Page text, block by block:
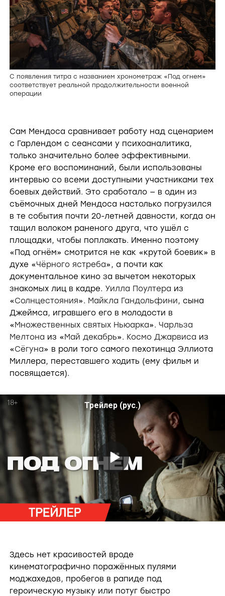
С появления титра с названием хронометраж «Под огнем»
соответствует реальной продолжительности военной
операции
Сам Мендоса сравнивает работу над сценарием
с Гарлендом с сеансами у психоаналитика,
только значительно более эффективными.
Кроме его воспоминаний, были использованы
интервью со всеми доступными участниками тех
боевых действий. Это сработало — в один из
съёмочных дней Мендоса настолько погрузился
в те события почти 20-летней давности, когда он
тащил волоком раненого друга, что ушёл с
площадки, чтобы поплакать. Именно поэтому
«Под огнём» смотрится не как «крутой боевик» в
духе «Чёрного ястреба», а почти как
документальное кино за вычетом некоторых
знакомых лиц в кадре. Уилла Поултера из
«Солнцестояния». Майкла Гандольфини, сына
Джеймса, игравшего его в молодости в
«Множественных святых Ньюарка». Чарльза
Мелтона из «Май декабрь». Космо Джарвиса из
«Сёгуна» в роли того самого пехотинца Эллиота
Миллера, переставшего ходить (ему фильм и
посвящается).
P
l
y
Трейлер (рус.)
Здесь нет красивостей вроде
кинематографично поражённых пулями
моджахедов, пробегов в рапиде под
героическую музыку или потуг быстро